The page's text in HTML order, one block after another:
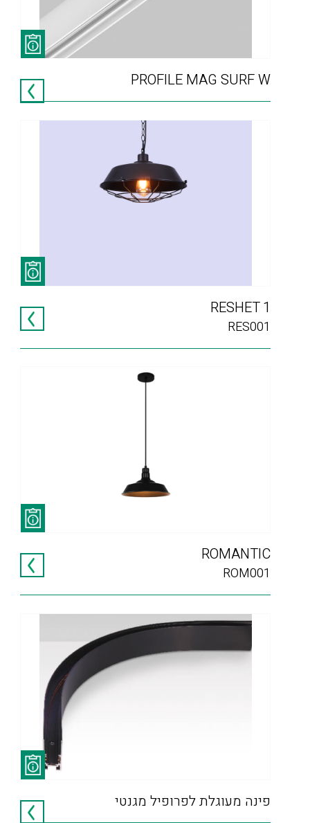
PROFILE MAG SURF W
RESHET 1
RES001
ROMANTIC
ROM001
פינה מעוגלת לפרופיל מגנטי